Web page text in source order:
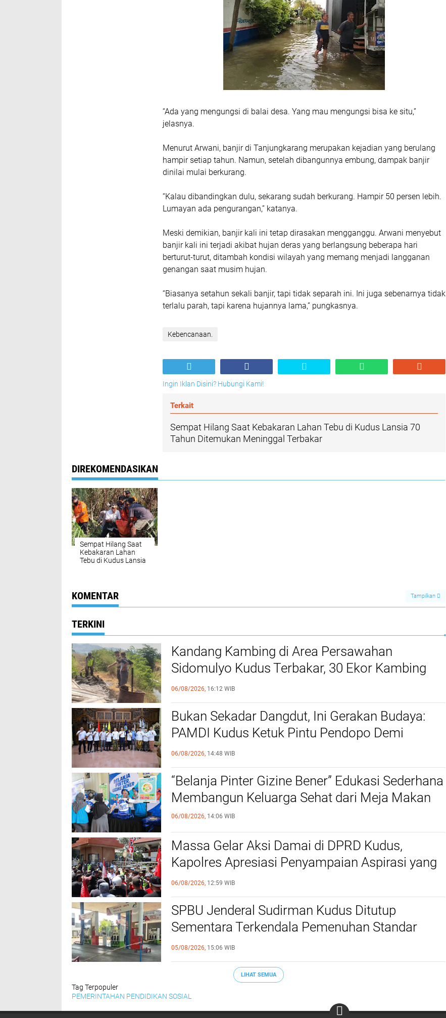
‎“Ada yang mengungsi di balai desa. Yang mau mengungsi bisa ke situ,”
jelasnya.
‎Menurut Arwani, banjir di Tanjungkarang merupakan kejadian yang berulang
hampir setiap tahun. Namun, setelah dibangunnya embung, dampak banjir
dinilai mulai berkurang.
‎“Kalau dibandingkan dulu, sekarang sudah berkurang. Hampir 50 persen lebih.
Lumayan ada pengurangan,” katanya.
‎Meski demikian, banjir kali ini tetap dirasakan mengganggu. Arwani menyebut
banjir kali ini terjadi akibat hujan deras yang berlangsung beberapa hari
berturut-turut, ditambah kondisi wilayah yang memang menjadi langganan
genangan saat musim hujan.
‎“Biasanya setahun sekali banjir, tapi tidak separah ini. Ini juga sebenarnya tidak
terlalu parah, tapi karena hujannya lama,” pungkasnya.
Kebencanaan.
Ingin Iklan Disini? Hubungi Kami!
Terkait
Sempat Hilang Saat Kebakaran Lahan Tebu di Kudus Lansia 70
Tahun Ditemukan Meninggal Terbakar
DIREKOMENDASIKAN
Sempat Hilang Saat
Kebakaran Lahan
Tebu di Kudus Lansia
KOMENTAR Tampilkan
TERKINI
Kandang Kambing di Area Persawahan
Sidomulyo Kudus Terbakar, 30 Ekor Kambing
Mati
06/08/2026, 16:12 WIB
Bukan Sekadar Dangdut, Ini Gerakan Budaya:
PAMDI Kudus Ketuk Pintu Pendopo Demi
Seniman dan PAD Daerah
06/08/2026, 14:48 WIB
“Belanja Pinter Gizine Bener” Edukasi Sederhana
Membangun Keluarga Sehat dari Meja Makan
06/08/2026, 14:06 WIB
Massa Gelar Aksi Damai di DPRD Kudus,
Kapolres Apresiasi Penyampaian Aspirasi yang
Tertib
06/08/2026, 12:59 WIB
SPBU Jenderal Sudirman Kudus Ditutup
Sementara Terkendala Pemenuhan Standar
Program Pasti Pas
05/08/2026, 15:06 WIB
LIHAT SEMUA
Tag Terpopuler
PEMERINTAHAN PENDIDIKAN SOSIAL